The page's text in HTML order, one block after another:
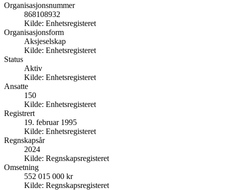
Organisasjonsnummer
868108932
Kilde: Enhetsregisteret
Organisasjonsform
Aksjeselskap
Kilde: Enhetsregisteret
Status
Aktiv
Kilde: Enhetsregisteret
Ansatte
150
Kilde: Enhetsregisteret
Registrert
19. februar 1995
Kilde: Enhetsregisteret
Regnskapsår
2024
Kilde: Regnskapsregisteret
Omsetning
552 015 000 kr
Kilde: Regnskapsregisteret